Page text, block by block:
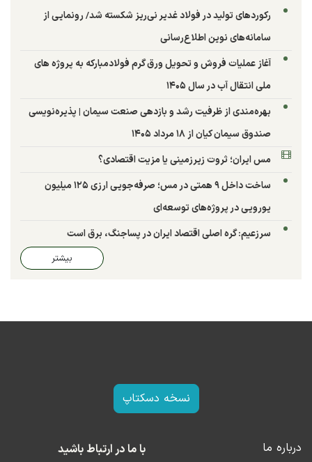
رکوردهای تولید در فولاد غدیر نی‌ریز شکسته شد/ رونمایی از
سامانه‌های نوین اطلاع‌رسانی
آغاز عملیات فروش و تحویل ورق گرم فولادمبارکه به پروژه های
ملی انتقال آب در سال ۱۴۰۵
بهره‌مندی از ظرفیت رشد و بازدهی صنعت سیمان | پذیره‌نویسی
صندوق سیمان کیان از ۱۸ مرداد ۱۴۰۵
مس ایران؛ ثروت زیرزمینی یا مزیت اقتصادی؟
ساخت داخل ۹ همتی در مس؛ صرفه‌جویی ارزی ۱۲۵ میلیون
یورویی در پروژه‌های توسعه‌ای
سرزعیم: گره اصلی اقتصاد ایران در پساجنگ، برق است
بیشتر
نسخه دسکتاپ
درباره ما
با ما در ارتباط باشید